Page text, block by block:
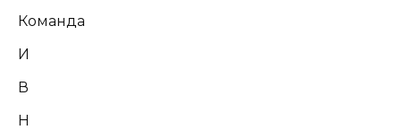
Команда
И
В
Н